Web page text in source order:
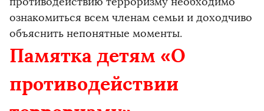
ознакомиться всем членам семьи и доходчиво
объяснить непонятные моменты.
Памятка детям «О
противодействии